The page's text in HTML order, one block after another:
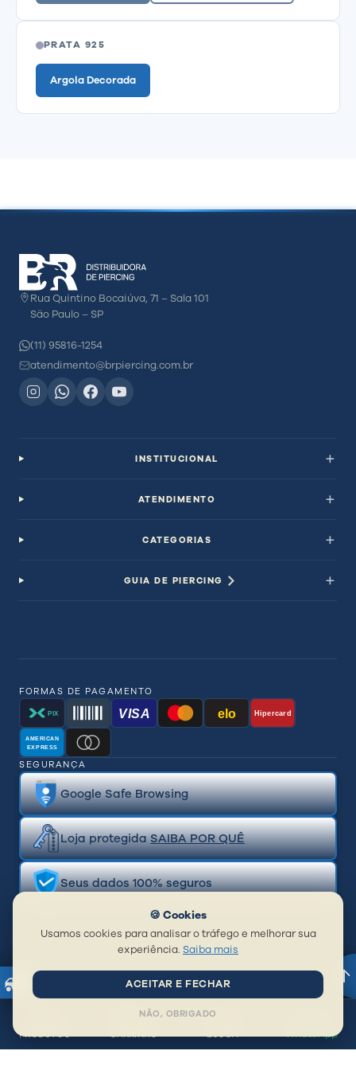
PRATA 925
Argola Decorada
Rua Quintino Bocaiúva, 71 – Sala 101
São Paulo – SP
(11) 95816-1254
atendimento@brpiercing.com.br
INSTITUCIONAL
ATENDIMENTO
CATEGORIAS
GUIA DE PIERCING
FORMAS DE PAGAMENTO
PIX VISA elo Hipercard
AMERICAN
EXPRESS
SEGURANÇA
Google Safe Browsing
Loja protegidaSAIBA POR QUÊ
Seus dados 100% seguros
© 2026 BR Distribuidora de Piercing Ltda | CNPJ:
19.813.458/0001-98 | Todos os direitos reservados.
CATEGORIAS
CARRINHO BUSCA WhatsApp
🍪 Cookies
Usamos cookies para analisar o tráfego e melhorar sua
experiência. Saiba mais
ACEITAR E FECHAR
NÃO, OBRIGADO